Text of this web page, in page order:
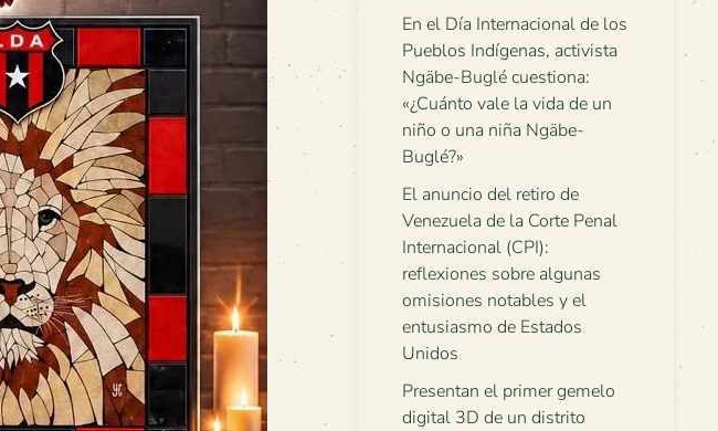
En el Día Internacional de los
Pueblos Indígenas, activista
Ngäbe-Buglé cuestiona:
«¿Cuánto vale la vida de un
niño o una niña Ngäbe-
Buglé?»
El anuncio del retiro de
Venezuela de la Corte Penal
Internacional (CPI):
reflexiones sobre algunas
omisiones notables y el
entusiasmo de Estados
Unidos
Presentan el primer gemelo
digital 3D de un distrito